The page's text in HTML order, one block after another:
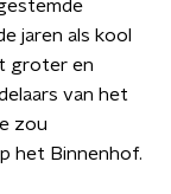
jaren als kool
groter en
van het
zou
het Binnenhof.